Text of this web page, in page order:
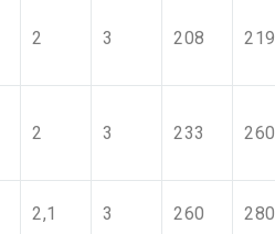
2 3 208 219
2 3 233 260
2,1 3 260 280